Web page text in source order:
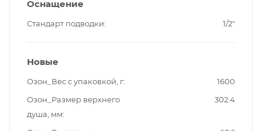
Оснащение
Стандарт подводки 1/2"
Новые
Озон_Вес с упаковкой, г
1600
Озон_Размер верхнего
душа, мм
302.4